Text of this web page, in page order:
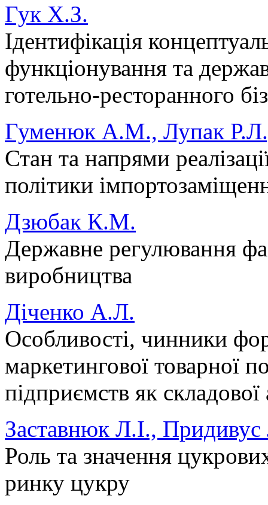
Гук Х.З.
Ідентифікація
функціонування та
готельно-ресторанного
Гуменюк А.М., Лупак
Стан та напрями
політики
Дзюбак К.М.
Державне регулювання
виробництва
Діченко А.Л.
Особливості, чинники
маркетингової товарної
підприємств як
Заставнюк Л.І.,
Роль та значення
ринку цукру